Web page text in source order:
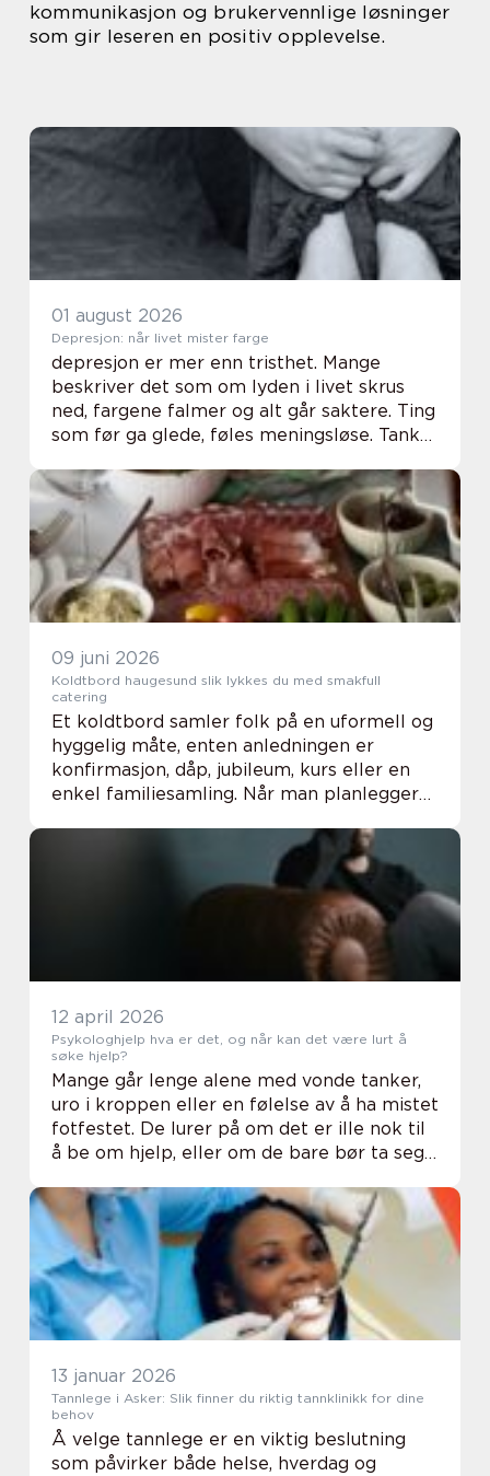
kommunikasjon og brukervennlige løsninger
som gir leseren en positiv opplevelse.
01 august 2026
Depresjon: når livet mister farge
depresjon er mer enn tristhet. Mange
beskriver det som om lyden i livet skrus
ned, fargene falmer og alt går saktere. Ting
som før ga glede, føles meningsløse. Tanker
noen kommer dette snikende over tid. F...
09 juni 2026
Koldtbord haugesund slik lykkes du med smakfull
catering
Et koldtbord samler folk på en uformell og
hyggelig måte, enten anledningen er
konfirmasjon, dåp, jubileum, kurs eller en
enkel familiesamling. Når man planlegger
enn å sette frem noen fat med mat. God
12 april 2026
Psykologhjelp hva er det, og når kan det være lurt å
søke hjelp?
Mange går lenge alene med vonde tanker,
uro i kroppen eller en følelse av å ha mistet
fotfestet. De lurer på om det er ille nok til
å be om hjelp, eller om de bare bør ta seg
Når belastningene i livet begynne...
13 januar 2026
Tannlege i Asker: Slik finner du riktig tannklinikk for dine
behov
Å velge tannlege er en viktig beslutning
som påvirker både helse, hverdag og